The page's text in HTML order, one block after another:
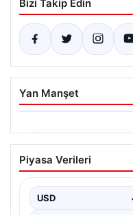
Bizi Takip Edin
Yan Manşet
06.08.2026
Dumanlar ilçeyi
tamirhanede
Piyasa Verileri
USD